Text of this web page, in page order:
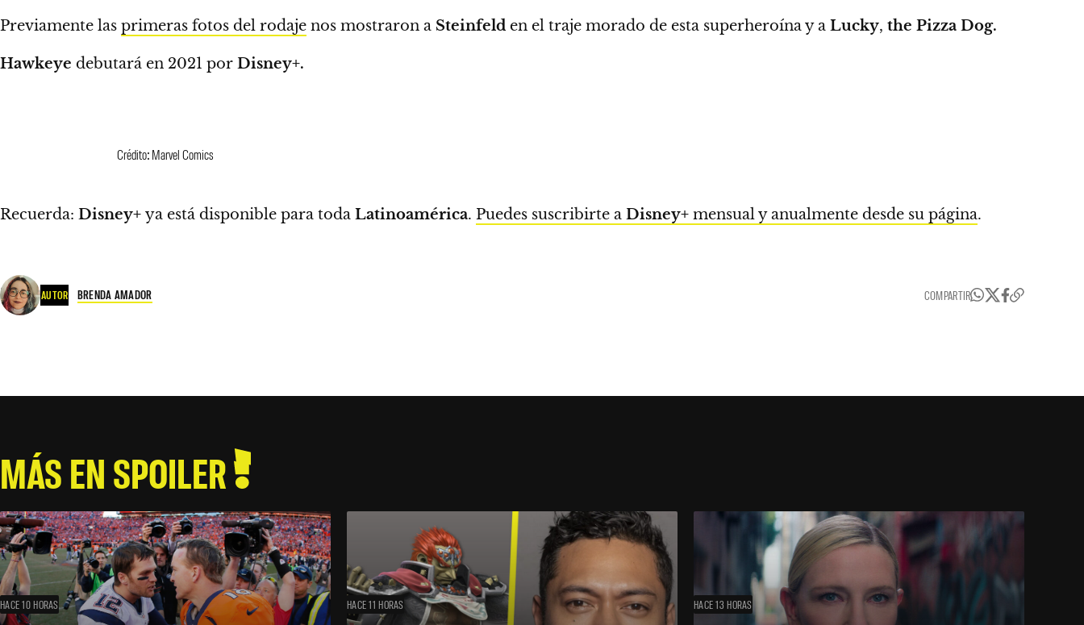
Previamente las primeras fotos del rodaje nos mostraron a Steinfeld en el traje morado de esta superheroína y a Lucky, the Pizza Dog.
Hawkeye debutará en 2021 por Disney+.
Crédito: Marvel Comics
Recuerda: Disney+ ya está disponible para toda Latinoamérica. Puedes suscribirte a Disney+ mensual y anualmente desde su página.
AUTOR BRENDA AMADOR COMPARTIR
MÁS EN SPOILER
HACE 10 HORAS HACE 11 HORAS HACE 13 HORAS